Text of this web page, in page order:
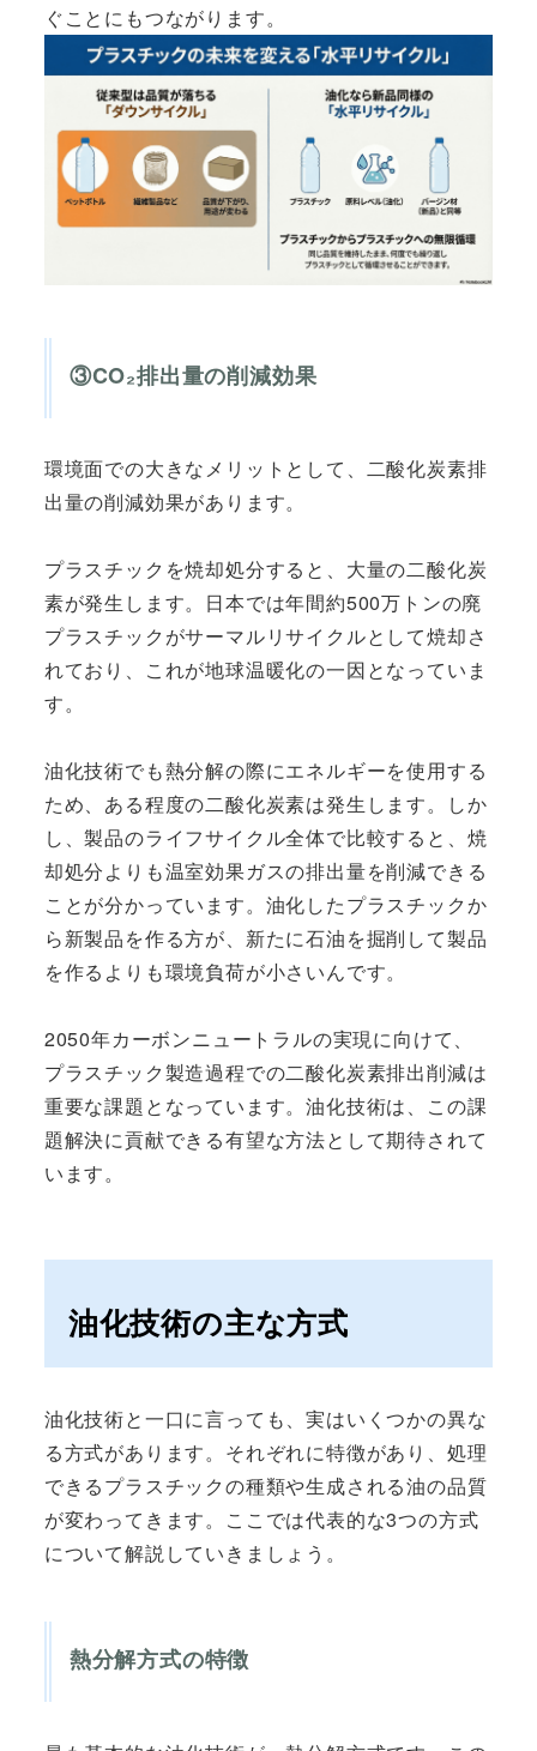
ぐことにもつながります。
③CO₂排出量の削減効果
環境面での大きなメリットとして、二酸化炭素排
出量の削減効果があります。
プラスチックを焼却処分すると、大量の二酸化炭
素が発生します。日本では年間約500万トンの廃
プラスチックがサーマルリサイクルとして焼却さ
れており、これが地球温暖化の一因となっていま
す。
油化技術でも熱分解の際にエネルギーを使用する
ため、ある程度の二酸化炭素は発生します。しか
し、製品のライフサイクル全体で比較すると、焼
却処分よりも温室効果ガスの排出量を削減できる
ことが分かっています。油化したプラスチックか
ら新製品を作る方が、新たに石油を掘削して製品
を作るよりも環境負荷が小さいんです。
2050年カーボンニュートラルの実現に向けて、
プラスチック製造過程での二酸化炭素排出削減は
重要な課題となっています。油化技術は、この課
題解決に貢献できる有望な方法として期待されて
います。
油化技術の主な方式
油化技術と一口に言っても、実はいくつかの異な
る方式があります。それぞれに特徴があり、処理
できるプラスチックの種類や生成される油の品質
が変わってきます。ここでは代表的な3つの方式
について解説していきましょう。
熱分解方式の特徴